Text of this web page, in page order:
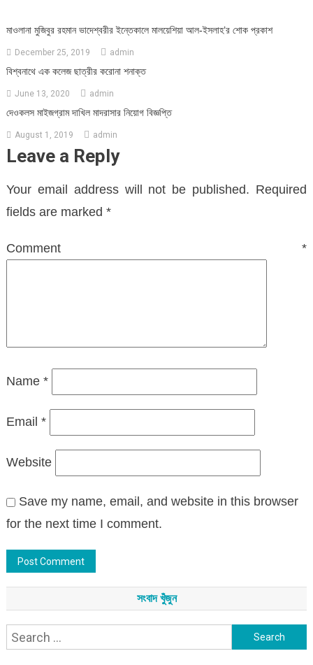
মাওলানা মুজিবুর রহমান ভাদেশ্বরীর ইন্তেকালে মালয়েশিয়া আল-ইসলাহ’র শোক প্রকাশ
December 25, 2019 admin
বিশ্বনাথে এক কলেজ ছাত্রীর করোনা শনাক্ত
June 13, 2020 admin
দেওকলস মাইজগ্রাম দাখিল মাদরাসার নিয়োগ বিজ্ঞপ্তি
August 1, 2019 admin
Leave a Reply
Your email address will not be published. Required
fields are marked *
Comment*
Name *
Email *
Website
Save my name, email, and website in this browser
for the next time I comment.
সংবাদ খুঁজুন
Search